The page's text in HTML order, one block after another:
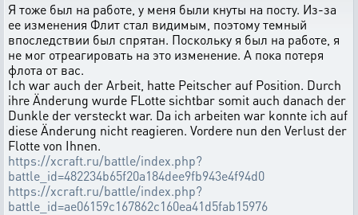
Я тоже был на работе, у меня были кнуты на посту. Из-за
ее изменения Флит стал видимым, поэтому темный
впоследствии был спрятан. Поскольку я был на работе, я
не мог отреагировать на это изменение. А пока потеря
флота от вас.
Ich war auch der Arbeit, hatte Peitscher auf Position. Durch
ihre Änderung wurde FLotte sichtbar somit auch danach der
Dunkle der versteckt war. Da ich arbeiten war konnte ich auf
diese Änderung nicht reagieren. Vordere nun den Verlust der
Flotte von Ihnen.
https://xcraft.ru/battle/index.php?
battle_id=482234b65f20a184dee9fb943e4f94d0
https://xcraft.ru/battle/index.php?
battle_id=ae06159c167862c160ea41d5fab15976